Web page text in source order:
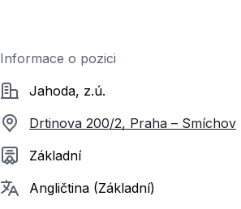
Informace o pozici
SpolečnostJahoda, z.ú.
Drtinova 200/2, Praha – Smíchov
Požadované vzdělání
Základní
Požadované jazyky
Angličtina (Základní)